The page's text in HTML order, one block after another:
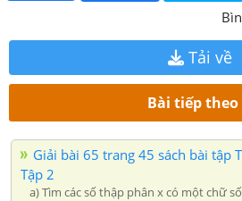
Tải về
Bài tiếp theo
Giải bài 65 trang 45 sách bài tập
Tập 2
a) Tìm các số thập phân x có một chữ